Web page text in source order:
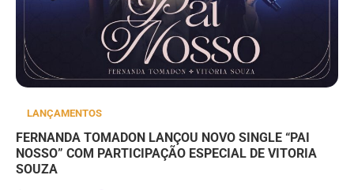
LANÇAMENTOS
FERNANDA TOMADON LANÇOU NOVO SINGLE “PAI
NOSSO” COM PARTICIPAÇÃO ESPECIAL DE VITORIA
SOUZA